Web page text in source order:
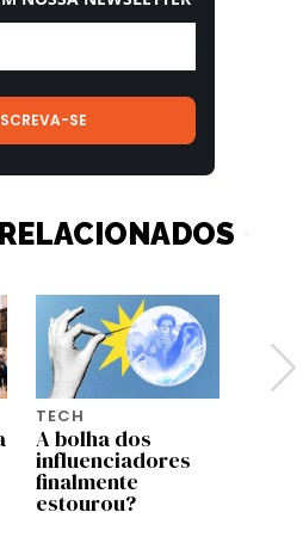
TECH
A bolha dos
influenciadores
finalmente
estourou?